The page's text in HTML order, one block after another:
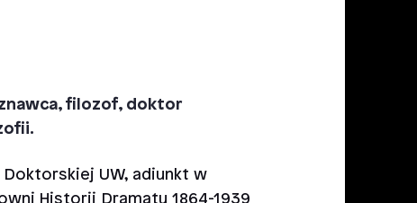
filozof, doktor
UW, adiunkt w
Historii Dramatu 1864-1939